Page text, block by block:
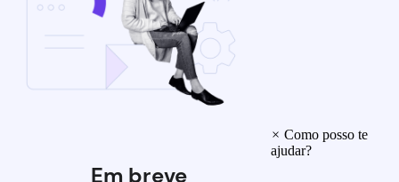
Em breve
× Como posso te
ajudar?